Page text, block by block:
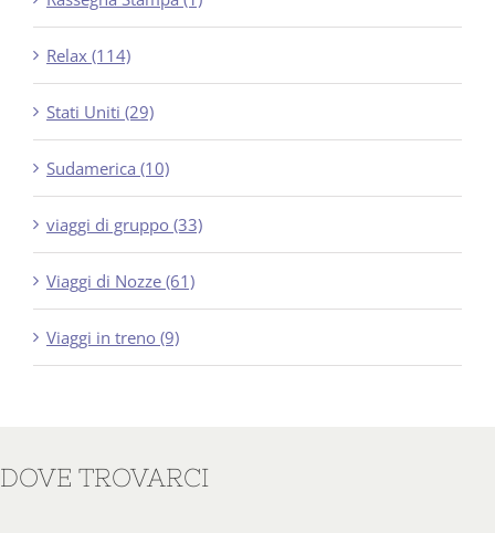
Relax (114)
Stati Uniti (29)
Sudamerica (10)
viaggi di gruppo (33)
Viaggi di Nozze (61)
Viaggi in treno (9)
DOVE TROVARCI